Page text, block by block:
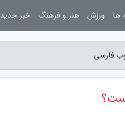
فارسی
ها ورزش هنر و فرهنگ خبر جدید